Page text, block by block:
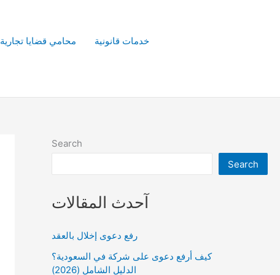
محامي قضايا تجارية
خدمات قانونية
Search
Search
آحدث المقالات
رفع دعوى إخلال بالعقد
كيف أرفع دعوى على شركة في السعودية؟
الدليل الشامل (2026)